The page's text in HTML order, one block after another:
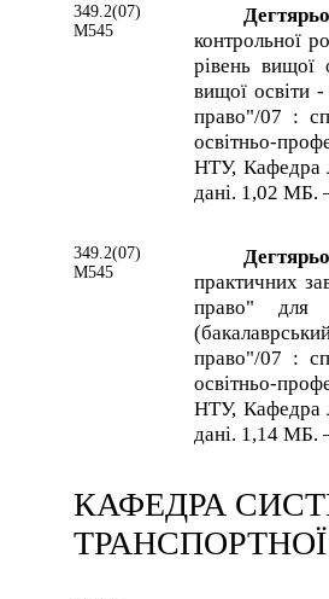
349.2(07)
М545
контрольної
рівень вищої
вищої освіти
право"/07 :
освітньо-
НТУ, Кафедра
дані. 1,02 МБ.
349.2(07)
М545
практичних
право" для
право"/07 :
освітньо-
НТУ, Кафедра
дані. 1,14 МБ.
КАФЕДРА